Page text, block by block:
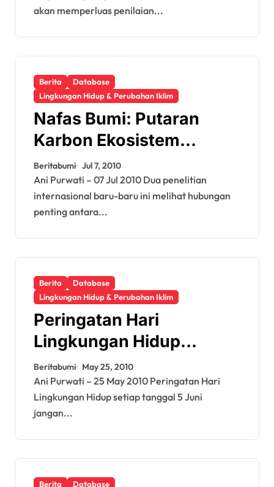
akan memperluas penilaian...
Berita
Database
Lingkungan Hidup & Perubahan Iklim
Nafas Bumi: Putaran
Karbon Ekosistem
Daratan
Beritabumi Jul 7, 2010
Ani Purwati – 07 Jul 2010 Dua penelitian
internasional baru-baru ini melihat hubungan
penting antara...
Berita
Database
Lingkungan Hidup & Perubahan Iklim
Peringatan Hari
Lingkungan Hidup
Jangan Hanya
Seremonial
Beritabumi May 25, 2010
Ani Purwati – 25 May 2010 Peringatan Hari
Lingkungan Hidup setiap tanggal 5 Juni
jangan...
Berita
Database